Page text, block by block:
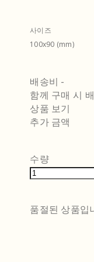
사이즈
100x90 (mm)
배송비 -
함께 구매 시
상품 보기
추가 금액
수량
품절된 상품입